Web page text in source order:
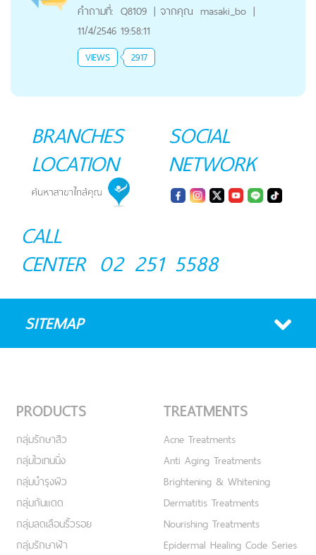
คำถามที่: Q8109 | จากคุณ masaki_bo |
11/4/2546 19:58:11
VIEWS 2917
BRANCHES
LOCATION
SOCIAL
NETWORK
CALL
CENTER 02 251 5588
SITEMAP
PRODUCTS
กลุ่มรักษาสิว
กลุ่มไวเทนนิ่ง
กลุ่มบำรุงผิว
กลุ่มกันแดด
กลุ่มลดเลือนริ้วรอย
กลุ่มรักษาฝ้า
TREATMENTS
Acne Treatments
Anti Aging Treatments
Brightening & Whitening
Dermatitis Treatments
Nourishing Treatments
Epidermal Healing Code Series